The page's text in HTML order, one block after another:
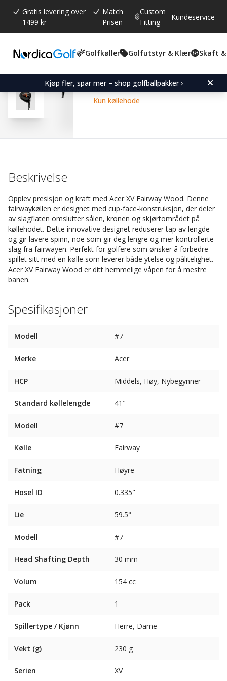
Gratis levering over
1499 kr
Match
Prisen
Custom
Fitting
Kundeservice
Golfkøller Golfutstyr & Klær Skaft &
Kjøp fler, spar mer – shop golfballpakker ›
Gjennomsnittskarakter:
4.4 (stemmer:
23)
Acer XV Fairway Wood-
Kun køllehode
Beskrivelse
Opplev presisjon og kraft med Acer XV Fairway Wood. Denne
fairwaykøllen er designet med cup-face-konstruksjon, der deler
av slagflaten omslutter sålen, kronen og skjørtområdet på
køllehodet. Dette innovative designet reduserer tap av lengde
og gir lavere spinn, noe som gir deg lengre og mer kontrollerte
slag fra fairwayen. Perfekt for golfere som ønsker å forbedre
spillet sitt med en kølle som leverer både ytelse og pålitelighet.
Acer XV Fairway Wood er ditt hemmelige våpen for å mestre
banen.
Spesifikasjoner
Modell #7
Merke Acer
HCP Middels, Høy, Nybegynner
Standard køllelengde 41"
Modell #7
Kølle Fairway
Fatning Høyre
Hosel ID 0.335"
Lie 59.5°
Modell #7
Head Shafting Depth 30 mm
Volum 154 cc
Pack 1
Spillertype / Kjønn Herre, Dame
Vekt (g) 230 g
Serien XV